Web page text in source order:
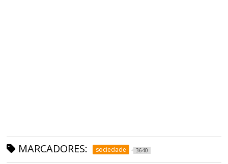
MARCADORES: sociedade 3640